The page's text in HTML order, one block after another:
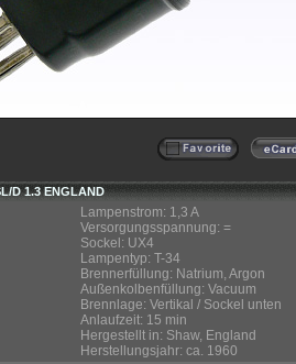
D 1.3 ENGLAND
Lampenstrom: 1,3 A
Versorgungsspannung: =
Sockel: UX4
Lampentyp: T-34
Brennerfüllung: Natrium, Argon
Außenkolbenfüllung: Vacuum
Brennlage: Vertikal / Sockel unten
Anlaufzeit: 15 min
Hergestellt in: Shaw, England
Herstellungsjahr: ca. 1960